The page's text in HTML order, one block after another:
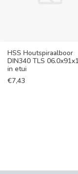
HSS Houtspiraalboor
DIN340 TLS
in etui
€7,43